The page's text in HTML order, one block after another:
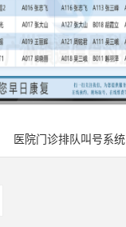
医院门诊排队叫号系统